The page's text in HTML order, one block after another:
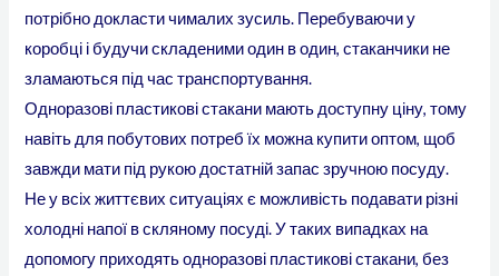
потрібно докласти чималих зусиль. Перебуваючи у
коробці і будучи складеними один в один, стаканчики не
зламаються під час транспортування.
Одноразові пластикові стакани мають доступну ціну, тому
навіть для побутових потреб їх можна купити оптом, щоб
завжди мати під рукою достатній запас зручною посуду.
Не у всіх життєвих ситуаціях є можливість подавати різні
холодні напої в скляному посуді. У таких випадках на
допомогу приходять одноразові пластикові стакани, без